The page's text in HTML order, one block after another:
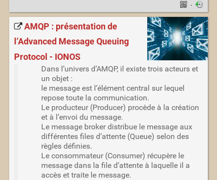
·
AMQP : présentation de
l’Advanced Message Queuing
Protocol - IONOS
Dans l’univers d’AMQP, il existe trois acteurs et
un objet :
le message est l’élément central sur lequel
repose toute la communication.
Le producteur (Producer) procède à la création
et à l’envoi du message.
Le message broker distribue le message aux
différentes files d’attente (Queue) selon des
règles définies.
Le consommateur (Consumer) récupère le
message dans la file d’attente à laquelle il a
accès et traite le message.